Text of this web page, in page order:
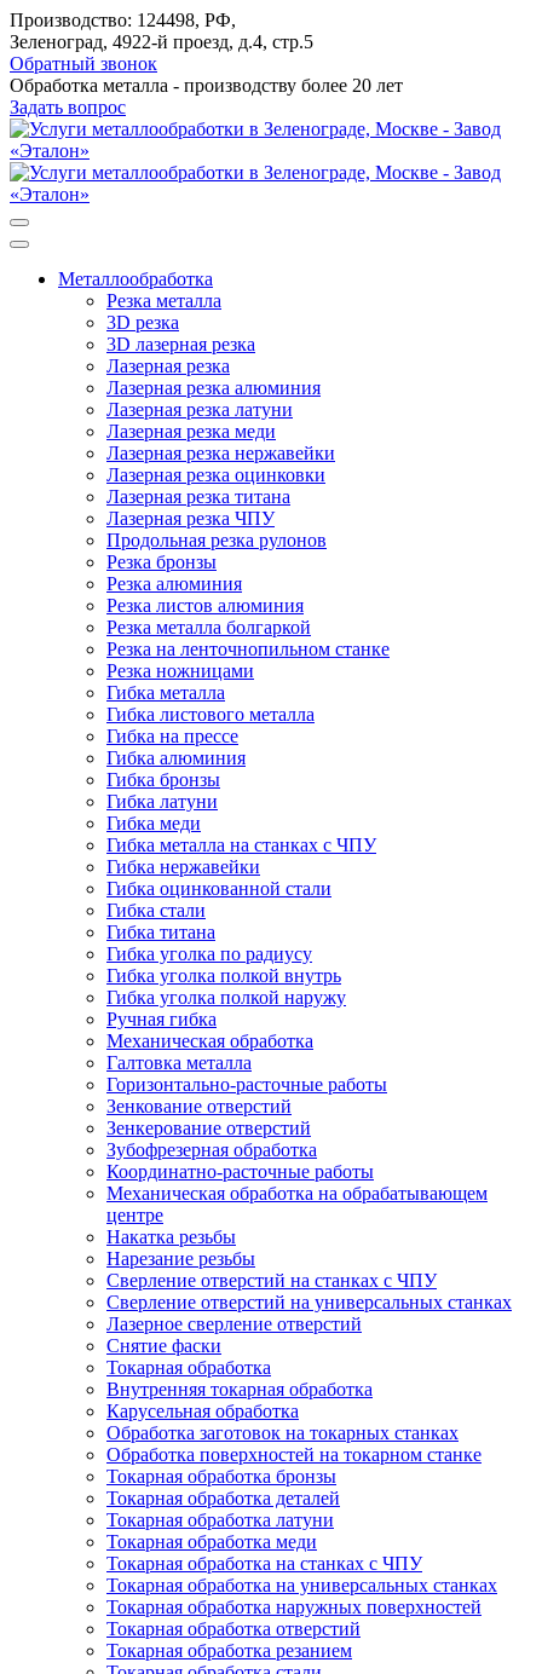
Производство: 124498, РФ,
Зеленоград, 4922-й проезд, д.4, стр.5
Обратный звонок
Обработка металла - производству более 20 лет
Задать вопрос
Металлообработка
Резка металла
3D резка
3D лазерная резка
Лазерная резка
Лазерная резка алюминия
Лазерная резка латуни
Лазерная резка меди
Лазерная резка нержавейки
Лазерная резка оцинковки
Лазерная резка титана
Лазерная резка ЧПУ
Продольная резка рулонов
Резка бронзы
Резка алюминия
Резка листов алюминия
Резка металла болгаркой
Резка на ленточнопильном станке
Резка ножницами
Гибка металла
Гибка листового металла
Гибка на прессе
Гибка алюминия
Гибка бронзы
Гибка латуни
Гибка меди
Гибка металла на станках с ЧПУ
Гибка нержавейки
Гибка оцинкованной стали
Гибка стали
Гибка титана
Гибка уголка по радиусу
Гибка уголка полкой внутрь
Гибка уголка полкой наружу
Ручная гибка
Механическая обработка
Галтовка металла
Горизонтально-расточные работы
Зенкование отверстий
Зенкерование отверстий
Зубофрезерная обработка
Координатно-расточные работы
Механическая обработка на обрабатывающем
центре
Накатка резьбы
Нарезание резьбы
Сверление отверстий на станках с ЧПУ
Сверление отверстий на универсальных станках
Лазерное сверление отверстий
Снятие фаски
Токарная обработка
Внутренняя токарная обработка
Карусельная обработка
Обработка заготовок на токарных станках
Обработка поверхностей на токарном станке
Токарная обработка бронзы
Токарная обработка деталей
Токарная обработка латуни
Токарная обработка меди
Токарная обработка на станках с ЧПУ
Токарная обработка на универсальных станках
Токарная обработка наружных поверхностей
Токарная обработка отверстий
Токарная обработка резанием